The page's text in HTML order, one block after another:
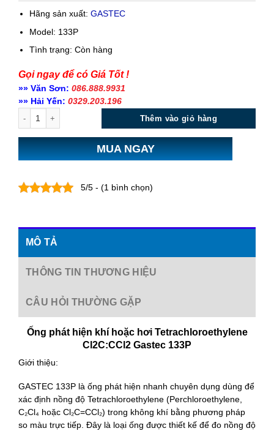
Hãng sản xuất: GASTEC
Model: 133P
Tình trạng: Còn hàng
Gọi ngay để có Giá Tốt !
»» Văn Sơn: 086.888.9931
»» Hải Yến: 0329.203.196
Thêm vào giỏ hàng
MUA NGAY
5/5 - (1 bình chọn)
MÔ TẢ
THÔNG TIN THƯƠNG HIỆU
CÂU HỎI THƯỜNG GẶP
Ống phát hiện khí hoặc hơi Tetrachloroethylene
Cl2C:CCl2 Gastec 133P
Giới thiệu:
GASTEC 133P là ống phát hiện nhanh chuyên dụng dùng để
xác định nồng độ Tetrachloroethylene (Perchloroethylene,
C₂Cl₄ hoặc Cl₂C=CCl₂) trong không khí bằng phương pháp
so màu trực tiếp. Đây là loại ống được thiết kế để đo nồng độ